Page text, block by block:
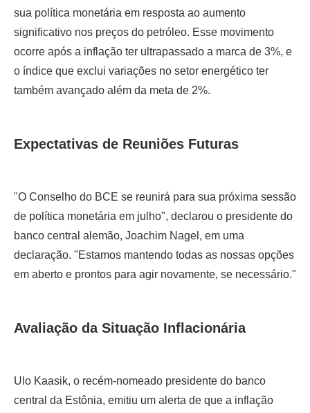
sua política monetária em resposta ao aumento
significativo nos preços do petróleo. Esse movimento
ocorre após a inflação ter ultrapassado a marca de 3%, e
o índice que exclui variações no setor energético ter
também avançado além da meta de 2%.
Expectativas de Reuniões Futuras
"O Conselho do BCE se reunirá para sua próxima sessão
de política monetária em julho", declarou o presidente do
banco central alemão, Joachim Nagel, em uma
declaração. "Estamos mantendo todas as nossas opções
em aberto e prontos para agir novamente, se necessário."
Avaliação da Situação Inflacionária
Ulo Kaasik, o recém-nomeado presidente do banco
central da Estônia, emitiu um alerta de que a inflação